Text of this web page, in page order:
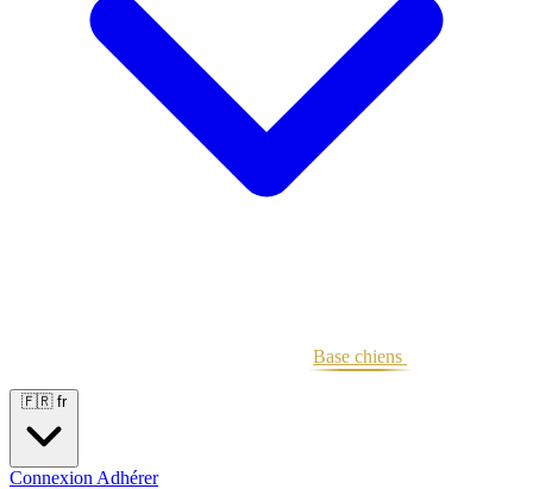
Base chiens
🇫🇷 fr
Connexion Adhérer